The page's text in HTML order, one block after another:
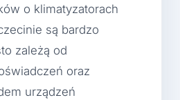
o klimatyzatorach
są bardzo
zależą od
oraz
urządzeń